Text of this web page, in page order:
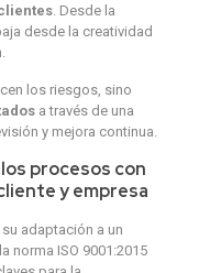
. Desde la
desde la creatividad
los riesgos, sino
a través de una
y mejora continua.
procesos con
y empresa
adaptación a un
norma ISO 9001:2015